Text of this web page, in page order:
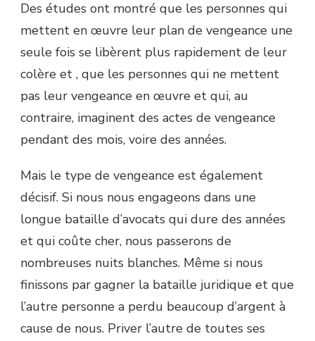
Des études ont montré que les personnes qui
mettent en œuvre leur plan de vengeance une
seule fois se libèrent plus rapidement de leur
colère et , que les personnes qui ne mettent
pas leur vengeance en œuvre et qui, au
contraire, imaginent des actes de vengeance
pendant des mois, voire des années.
Mais le type de vengeance est également
décisif. Si nous nous engageons dans une
longue bataille d’avocats qui dure des années
et qui coûte cher, nous passerons de
nombreuses nuits blanches. Même si nous
finissons par gagner la bataille juridique et que
l’autre personne a perdu beaucoup d’argent à
cause de nous. Priver l’autre de toutes ses